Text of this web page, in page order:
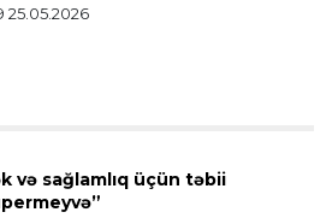
25.05.2026
və sağlamlıq üçün təbii